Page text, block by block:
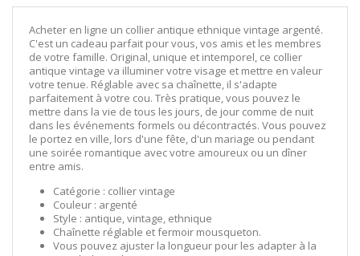
Acheter en ligne un collier antique ethnique vintage argenté.
C'est un cadeau parfait pour vous, vos amis et les membres
de votre famille. Original, unique et intemporel, ce collier
antique vintage va illuminer votre visage et mettre en valeur
votre tenue. Réglable avec sa chaînette, il s'adapte
parfaitement à votre cou. Très pratique, vous pouvez le
mettre dans la vie de tous les jours, de jour comme de nuit
dans les événements formels ou décontractés. Vous pouvez
le portez en ville, lors d'une fête, d'un mariage ou pendant
une soirée romantique avec votre amoureux ou un dîner
entre amis.
Catégorie : collier vintage
Couleur : argenté
Style : antique, vintage, ethnique
Chaînette réglable et fermoir mousqueton.
Vous pouvez ajuster la longueur pour les adapter à la